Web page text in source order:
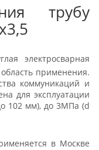
трубу
электросварная
применения.
коммуникаций и
для эксплуатации
102 мм), до 3МПа (d
в Москве